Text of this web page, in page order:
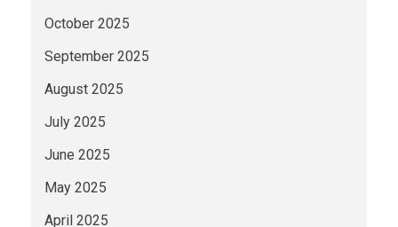
October 2025
September 2025
August 2025
July 2025
June 2025
May 2025
April 2025